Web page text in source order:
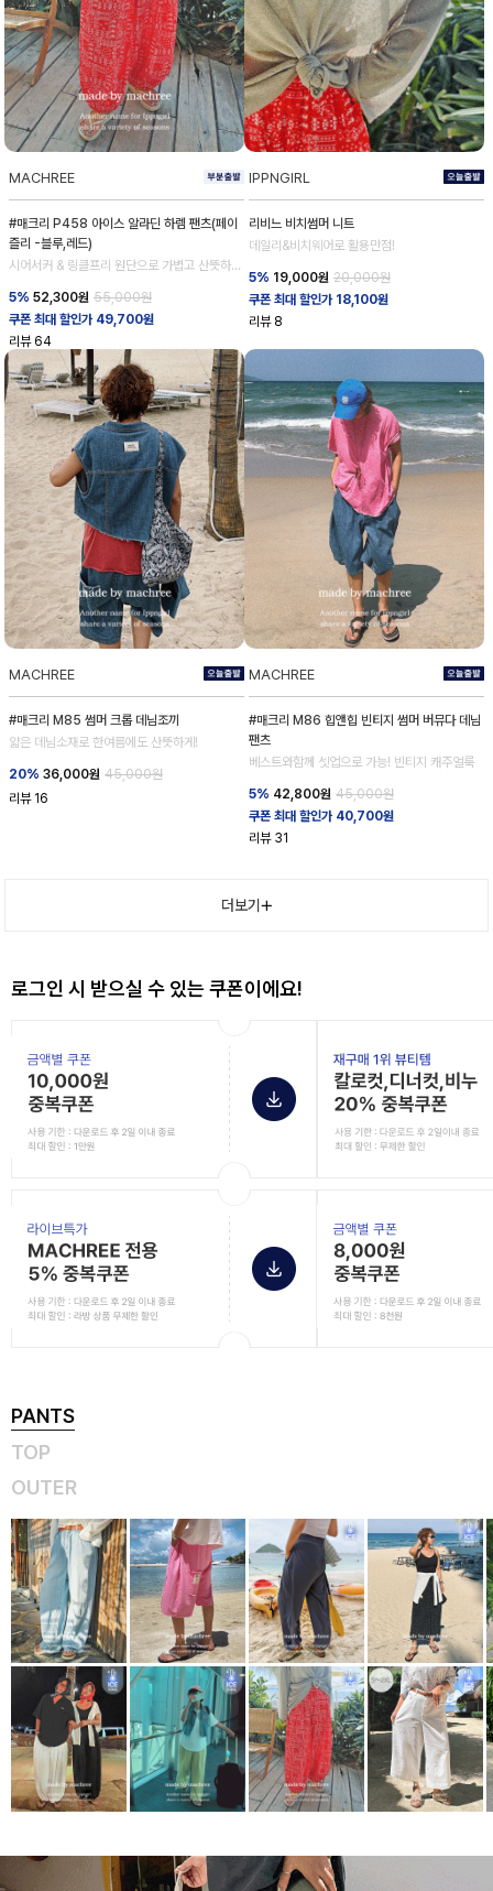
MACHREE
#매크리 P458 아이스 알라딘 하렘 팬츠(페이
즐리 -블루,레드)
시어서커 & 링클프리 원단으로 가볍고 산뜻하
5% 52,300원 55,000원
쿠폰 최대 할인가 49,700원
리뷰 64
IPPNGIRL
리비느 비치썸머 니트
데일리&비치웨어로 활용만점!
5% 19,000원 20,000원
쿠폰 최대 할인가 18,100원
리뷰 8
MACHREE
#매크리 M85 썸머 크롭 데님조끼
얇은 데님소재로 한여름에도 산뜻하게!
20% 36,000원 45,000원
리뷰 16
MACHREE
#매크리 M86 힙앤힙 빈티지 썸머 버뮤다 데님
팬츠
베스트와함께 셋업으로 가능! 빈티지 캐주얼룩
5% 42,800원 45,000원
쿠폰 최대 할인가 40,700원
리뷰 31
더보기
로그인 시 받으실 수 있는 쿠폰이에요!
PANTS
TOP
OUTER